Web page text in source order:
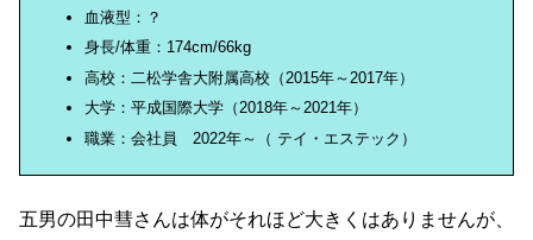
血液型：？
身長/体重：174cm/66kg
高校：二松学舎大附属高校（2015年～2017年）
大学：平成国際大学（2018年～2021年）
職業：会社員 2022年～（ テイ・エステック）
五男の田中彗さんは体がそれほど大きくはありませんが、